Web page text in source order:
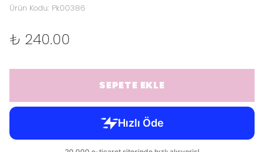
Ürün Kodu: Pk00386
₺ 240.00
SEPETE EKLE